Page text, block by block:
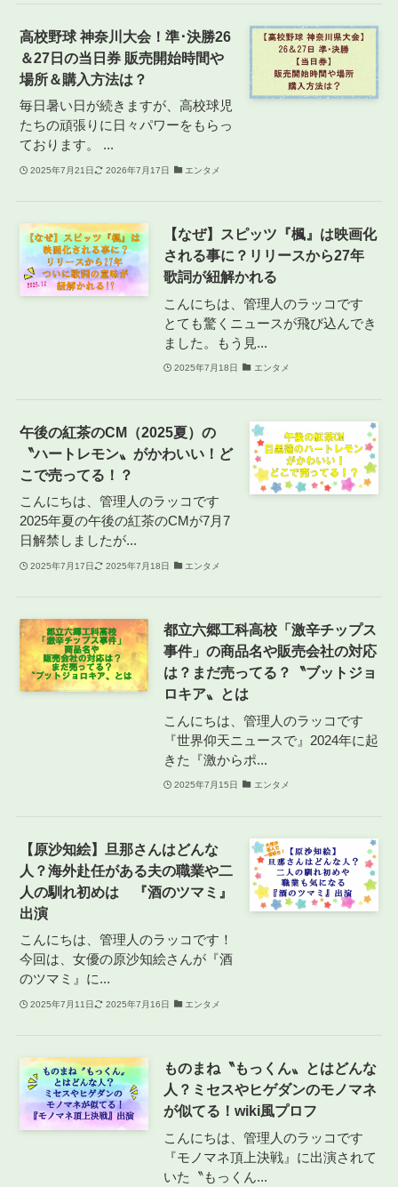
高校野球 神奈川大会！準･決勝26
＆27日の当日券 販売開始時間や
場所＆購入方法は？
毎日暑い日が続きますが、高校球児
たちの頑張りに日々パワーをもらっ
ております。 ...
2025年7月21日 2026年7月17日 エンタメ
【なぜ】スピッツ『楓』は映画化
される事に？リリースから27年
歌詞が紐解かれる
こんにちは、管理人のラッコです
とても驚くニュースが飛び込んでき
ました。もう見...
2025年7月18日 エンタメ
午後の紅茶のCM（2025夏）の
〝ハートレモン〟がかわいい！ど
こで売ってる！？
こんにちは、管理人のラッコです
2025年夏の午後の紅茶のCMが7月7
日解禁しましたが...
2025年7月17日 2025年7月18日 エンタメ
都立六郷工科高校「激辛チップス
事件」の商品名や販売会社の対応
は？まだ売ってる？〝ブットジョ
ロキア〟とは
こんにちは、管理人のラッコです
『世界仰天ニュースで』2024年に起
きた『激からポ...
2025年7月15日 エンタメ
【原沙知絵】旦那さんはどんな
人？海外赴任がある夫の職業や二
人の馴れ初めは 『酒のツマミ』
出演
こんにちは、管理人のラッコです！
今回は、女優の原沙知絵さんが『酒
のツマミ』に...
2025年7月11日 2025年7月16日 エンタメ
ものまね〝もっくん〟とはどんな
人？ミセスやヒゲダンのモノマネ
が似てる！wiki風プロフ
こんにちは、管理人のラッコです
『モノマネ頂上決戦』に出演されて
いた〝もっくん...